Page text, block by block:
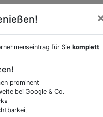
Dienstleistung
hinzufügen?
zu kontaktieren.
für Sie komplett
prominent
bei Google & Co.